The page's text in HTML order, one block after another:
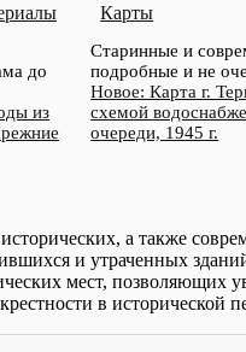
до
из
Карты
Старинные и
подробные и не
Новое: Карта г.
схемой
очереди, 1945 г.
а также
и утраченных
мест, позволяющих
в исторической